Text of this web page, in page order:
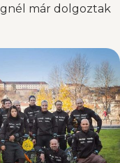
már dolgoztak